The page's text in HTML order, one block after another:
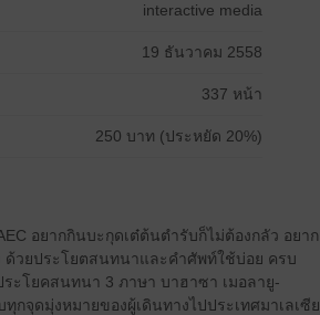
interactive media
19 ธันวาคม 2558
337 หน้า
250 บาท (ประหยัด 20%)
อยากกินบะกุดเต๋ต้นตำรับก็ไม่ต้องกลัว อยาก
ด้วยประโยตสนทนาและคำศัพท์ใช้บ่อย ครบ
ระโยคสนทนา 3 ภาษา บาฮาซา เมอลายู-
กจุดมุ่งหมายของผู้เดินทางไปประเทศมาเลเซีย